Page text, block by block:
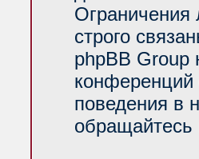
Ограничения
строго
phpBB Group
конференций
поведения в
обращайтесь